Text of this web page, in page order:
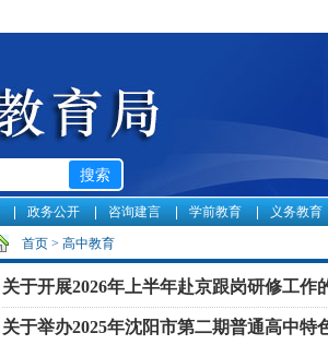
政务公开 咨询建言 学前教育 义务教育
首页 > 高中教育
关于开展2026年上半年赴京跟岗研修工作
关于举办2025年沈阳市第二期普通高中特